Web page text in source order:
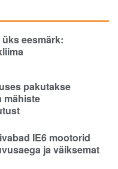
eesmärk:
pakutakse
mähiste
IE6 mootorid
ja väiksemat